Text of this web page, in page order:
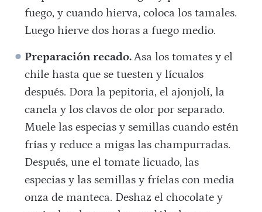
fuego, y cuando hierva, coloca los tamales.
Luego hierve dos horas a fuego medio.
Preparación recado.Asa los tomates y el
chile hasta que se tuesten y lícualos
después. Dora la pepitoria, el ajonjolí, la
canela y los clavos de olor por separado.
Muele las especias y semillas cuando estén
frías y reduce a migas las champurradas.
Después, une el tomate licuado, las
especias y las semillas y fríelas con media
onza de manteca. Deshaz el chocolate y